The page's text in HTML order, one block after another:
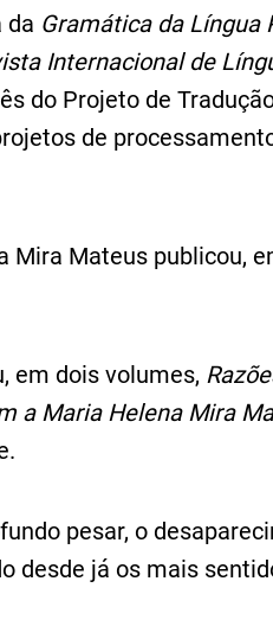
da Gramática da Língua
Internacional de
do Projeto de
de
Mira Mateus publicou,
em dois volumes,
a Maria Helena Mira
pesar, o
desde já os mais